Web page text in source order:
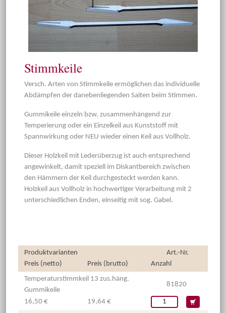
Stimmkeile
Versch. Arten von Stimmkeile ermöglichen das individuelle
Abdämpfen der danebenliegenden Saiten beim Stimmen.
Gummikeile einzeln bzw. zusammenhängend zur
Temperierung oder ein Einzelkeil aus Kunststoff mit
Spannwirkung oder NEU wieder einen Keil aus Vollholz.
Dieser Holzkeil mit Lederüberzug ist auch entsprechend
angewinkelt, damit speziell im Diskantbereich zwischen
den Hämmern der Keil durchgesteckt werden kann.
Holzkeil aus Vollholz in hochwertiger Verarbeitung mit 2
unterschiedlichen Enden, einseitig mit sog. Gabel.
Produktvarianten
Art.-Nr.
Preis (netto)
Preis (brutto)
Anzahl
Temperaturstimmkeil 13 zus.häng.
Gummikeile
81820
16,50 € 19,64 €